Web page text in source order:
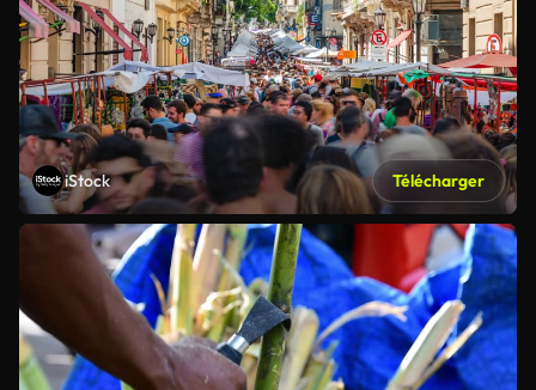
iStock Télécharger